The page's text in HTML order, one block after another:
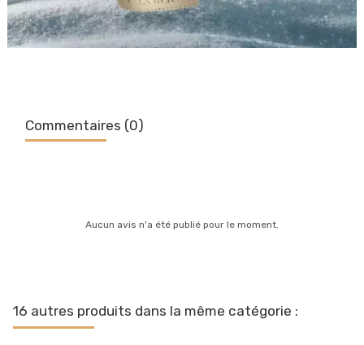
Commentaires (0)
Aucun avis n'a été publié pour le moment.
16 autres produits dans la même catégorie :